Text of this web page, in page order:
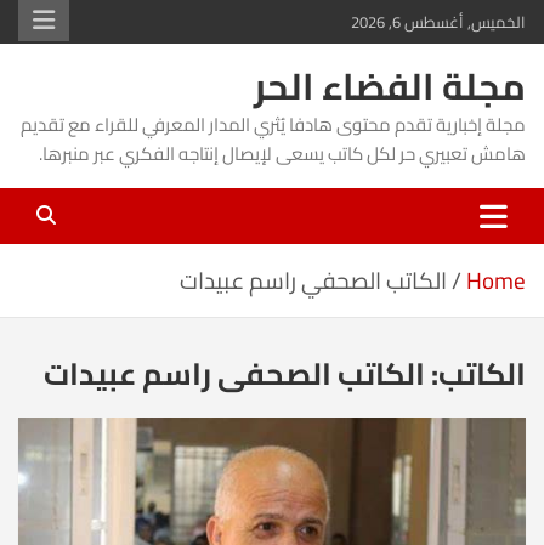
Skip
to
content
الخميس, أغسطس 6, 2026
مجلة الفضاء الحر
مجلة إخبارية تقدم محتوى هادفا يُثري المدار المعرفي للقراء مع تقديم
هامش تعبيري حر لكل كاتب يسعى لإيصال إنتاجه الفكري عبر منبرها.
Home الكاتب الصحفي راسم عبيدات
الكاتب:الكاتب الصحفي راسم عبيدات